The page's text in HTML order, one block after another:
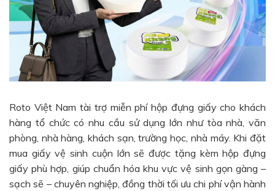
Roto Việt Nam tài trợ miễn phí hộp đựng giấy cho khách
hàng tổ chức có nhu cầu sử dụng lớn như tòa nhà, văn
phòng, nhà hàng, khách sạn, trường học, nhà máy. Khi đặt
mua giấy vệ sinh cuộn lớn sẽ được tặng kèm hộp đựng
giấy phù hợp, giúp chuẩn hóa khu vực vệ sinh gọn gàng –
sạch sẽ – chuyên nghiệp, đồng thời tối ưu chi phí vận hành